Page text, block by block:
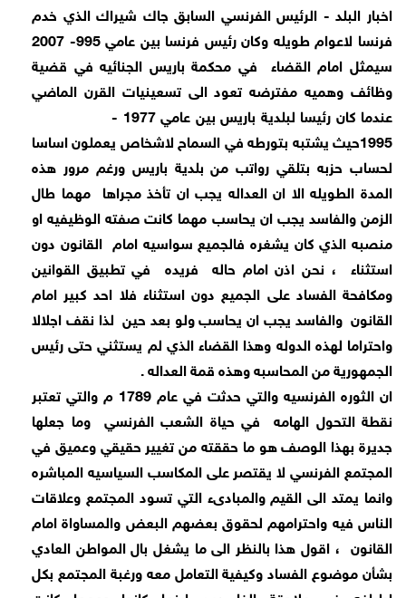
اخبار البلد - الرئيس الفرنسي السابق جاك شيراك الذي خدم
فرنسا لاعوام طويله وكان رئيس فرنسا بين عامي 995- 2007
سيمثل امام القضاء في محكمة باريس الجنائيه في قضية
وظائف وهميه مفترضه تعود الى تسعينيات القرن الماضي
عندما كان رئيسا لبلدية باريس بين عامي 1977 -
1995حيث يشتبه بتورطه في السماح لاشخاص يعملون اساسا
لحساب حزبه بتلقي رواتب من بلدية باريس ورغم مرور هذه
المدة الطويله الا ان العداله يجب ان تأخذ مجراها مهما طال
الزمن والفاسد يجب ان يحاسب مهما كانت صفته الوظيفيه او
منصبه الذي كان يشغره فالجميع سواسيه امام القانون دون
استثناء
، نحن اذن امام حاله فريده
في تطبيق القوانين
ومكافحة الفساد على الجميع دون استثناء فلا احد كبير امام
القانون والفاسد يجب ان يحاسب ولو بعد حين لذا نقف اجلالا
واحتراما لهذه الدوله وهذا القضاء الذي لم يستثني حتى رئيس
الجمهورية من المحاسبه وهذه قمة العداله .
ان الثوره الفرنسيه والتي حدثت في عام 1789 م والتي تعتبر
نقطة التحول الهامه في حياة الشعب الفرنسي وما جعلها
جديرة بهذا الوصف هو ما حققته من تغيير حقيقي وعميق في
المجتمع الفرنسي لا يقتصر على المكاسب السياسيه المباشره
وانما يمتد الى القيم والمبادىء التي تسود المجتمع وعلاقات
الناس فيه واحترامهم لحقوق بعضهم البعض والمساواة امام
القانون ، اقول هذا بالنظر الى ما يشغل بال المواطن العادي
بشأن موضوع الفساد وكيفية التعامل معه ورغبة المجتمع بكل